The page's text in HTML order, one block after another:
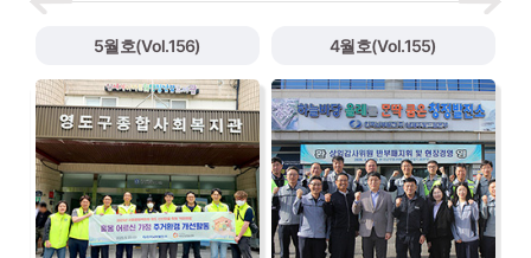
5월호(Vol.156) 4월호(Vol.155)